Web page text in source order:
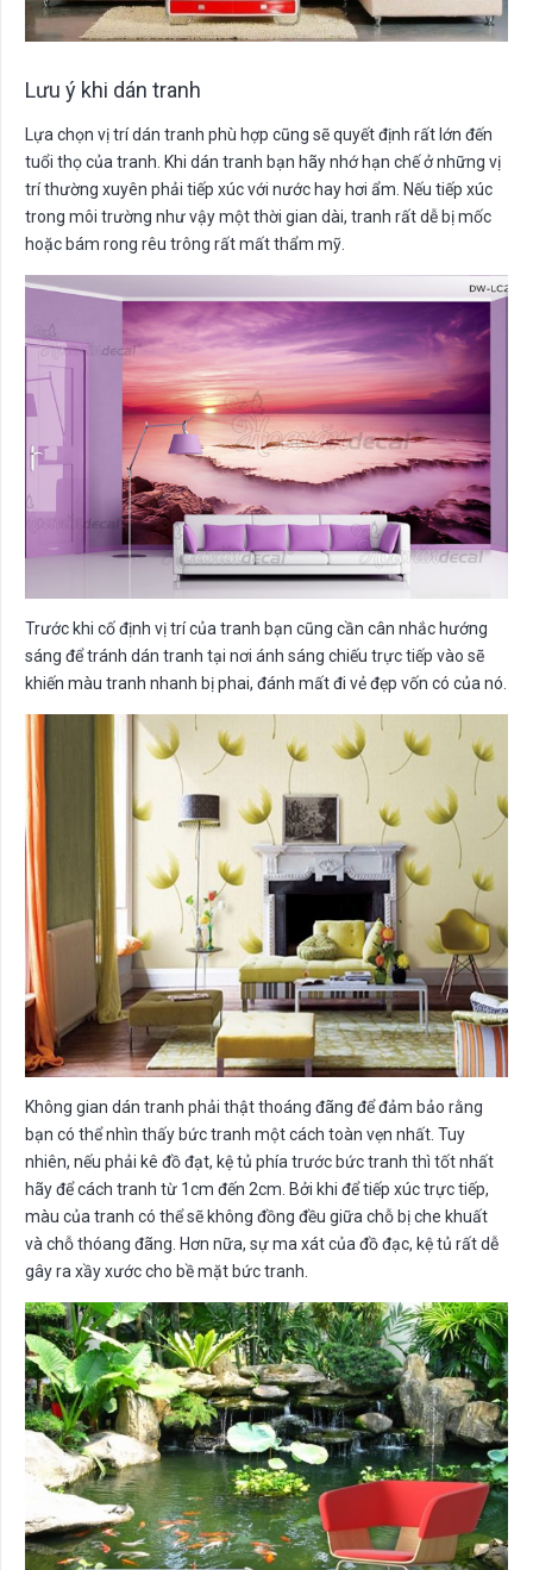
Lưu ý khi dán tranh
Lựa chọn vị trí dán tranh phù hợp cũng sẽ quyết định rất lớn đến
tuổi thọ của tranh. Khi dán tranh bạn hãy nhớ hạn chế ở những vị
trí thường xuyên phải tiếp xúc với nước hay hơi ẩm. Nếu tiếp xúc
trong môi trường như vậy một thời gian dài, tranh rất dễ bị mốc
hoặc bám rong rêu trông rất mất thẩm mỹ.
Trước khi cố định vị trí của tranh bạn cũng cần cân nhắc hướng
sáng để tránh dán tranh tại nơi ánh sáng chiếu trực tiếp vào sẽ
khiến màu tranh nhanh bị phai, đánh mất đi vẻ đẹp vốn có của nó.
Không gian dán tranh phải thật thoáng đãng để đảm bảo rằng
bạn có thể nhìn thấy bức tranh một cách toàn vẹn nhất. Tuy
nhiên, nếu phải kê đồ đạt, kệ tủ phía trước bức tranh thì tốt nhất
hãy để cách tranh từ 1cm đến 2cm. Bởi khi để tiếp xúc trực tiếp,
màu của tranh có thể sẽ không đồng đều giữa chỗ bị che khuất
và chỗ thóang đãng. Hơn nữa, sự ma xát của đồ đạc, kệ tủ rất dễ
gây ra xầy xước cho bề mặt bức tranh.